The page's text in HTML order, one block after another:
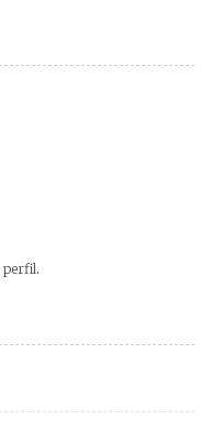
perfil.